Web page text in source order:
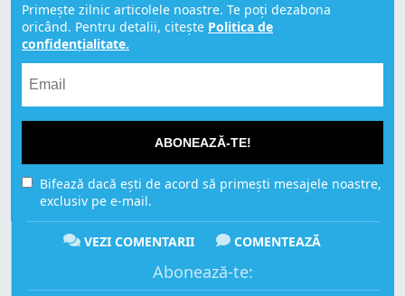
Primește zilnic articolele noastre. Te poți dezabona
oricând. Pentru detalii, citește Politica de
confidențialitate.
ABONEAZĂ-TE!
Bifează dacă ești de acord să primești mesajele noastre,
exclusiv pe e-mail.
VEZI COMENTARII COMENTEAZĂ
Abonează-te: